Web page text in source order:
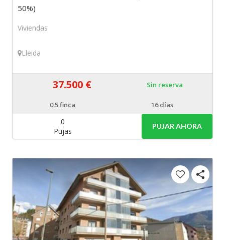
50%)
Viviendas
Lleida
37.500 € Sin reserva
0.5finca 16 días
0
Pujas
PUJAR AHORA